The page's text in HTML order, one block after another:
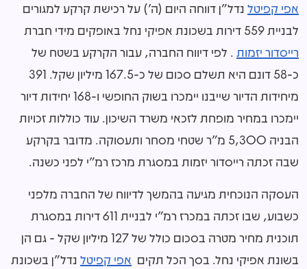
אפי קפיטל נדל"ן דווחה היום (ה') על רכישת קרקע למגורים
לבניית 559 דירות בשכונת אפיקי נחל באופקים מידי חברת
רייסדור יזמות . לפי דיווח החברה, עבור הקרקע בשטח של
כ-58 דונם היא תשלם סכום של כ-167.5 מיליון שקל. 391
מיחידות הדיור שייבנו יימכרו בשוק החופשי ו-168 יחידות דיור
יימכרו במחיר מופחת לזכאי משרד השיכון. עוד כוללות זכויות
הבניה 5,300 מ"ר שטחי מסחר ותעסוקה. מדובר בקרקע
שבה זכתה רייסדור יזמות במסגרת מרכז רמ"י לפני כשנה.
העסקה הנוכחית מגיעה בהמשך לדיווח של החברה מלפני
כשבוע, שבו זכתה במכרז רמ"י לבניית 611 דירות במסגרת
תוכנית מחיר מטרה בסכום כולל של 127 מיליון שקל - גם הן
בשונת אפיקי נחל. בסך הכל תקים אפי קפיטל נדל"ן בשכונת